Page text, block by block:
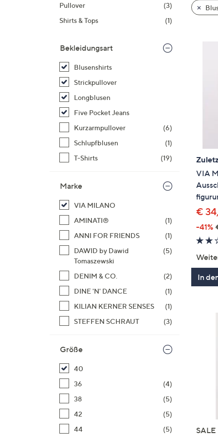
Pullover
(3)
Shirts & Tops
(1)
Bekleidungsart
Blusenshirts
Strickpullover
Longblusen
Five Pocket Jeans
Kurzarmpullover
(6)
Schlupfblusen
(1)
T-Shirts
(19)
Marke
VIA MILANO
AMINATI®
(1)
ANNI FOR FRIENDS
(1)
DAWID by Dawid
Tomaszewski
(5)
DENIM & CO.
(2)
DINE 'N' DANCE
(1)
KILIAN KERNER SENSES
(1)
STEFFEN SCHRAUT
(3)
Größe
40
36
(4)
38
(5)
42
(5)
44
(5)
VIA
€
-41%
In
SALE